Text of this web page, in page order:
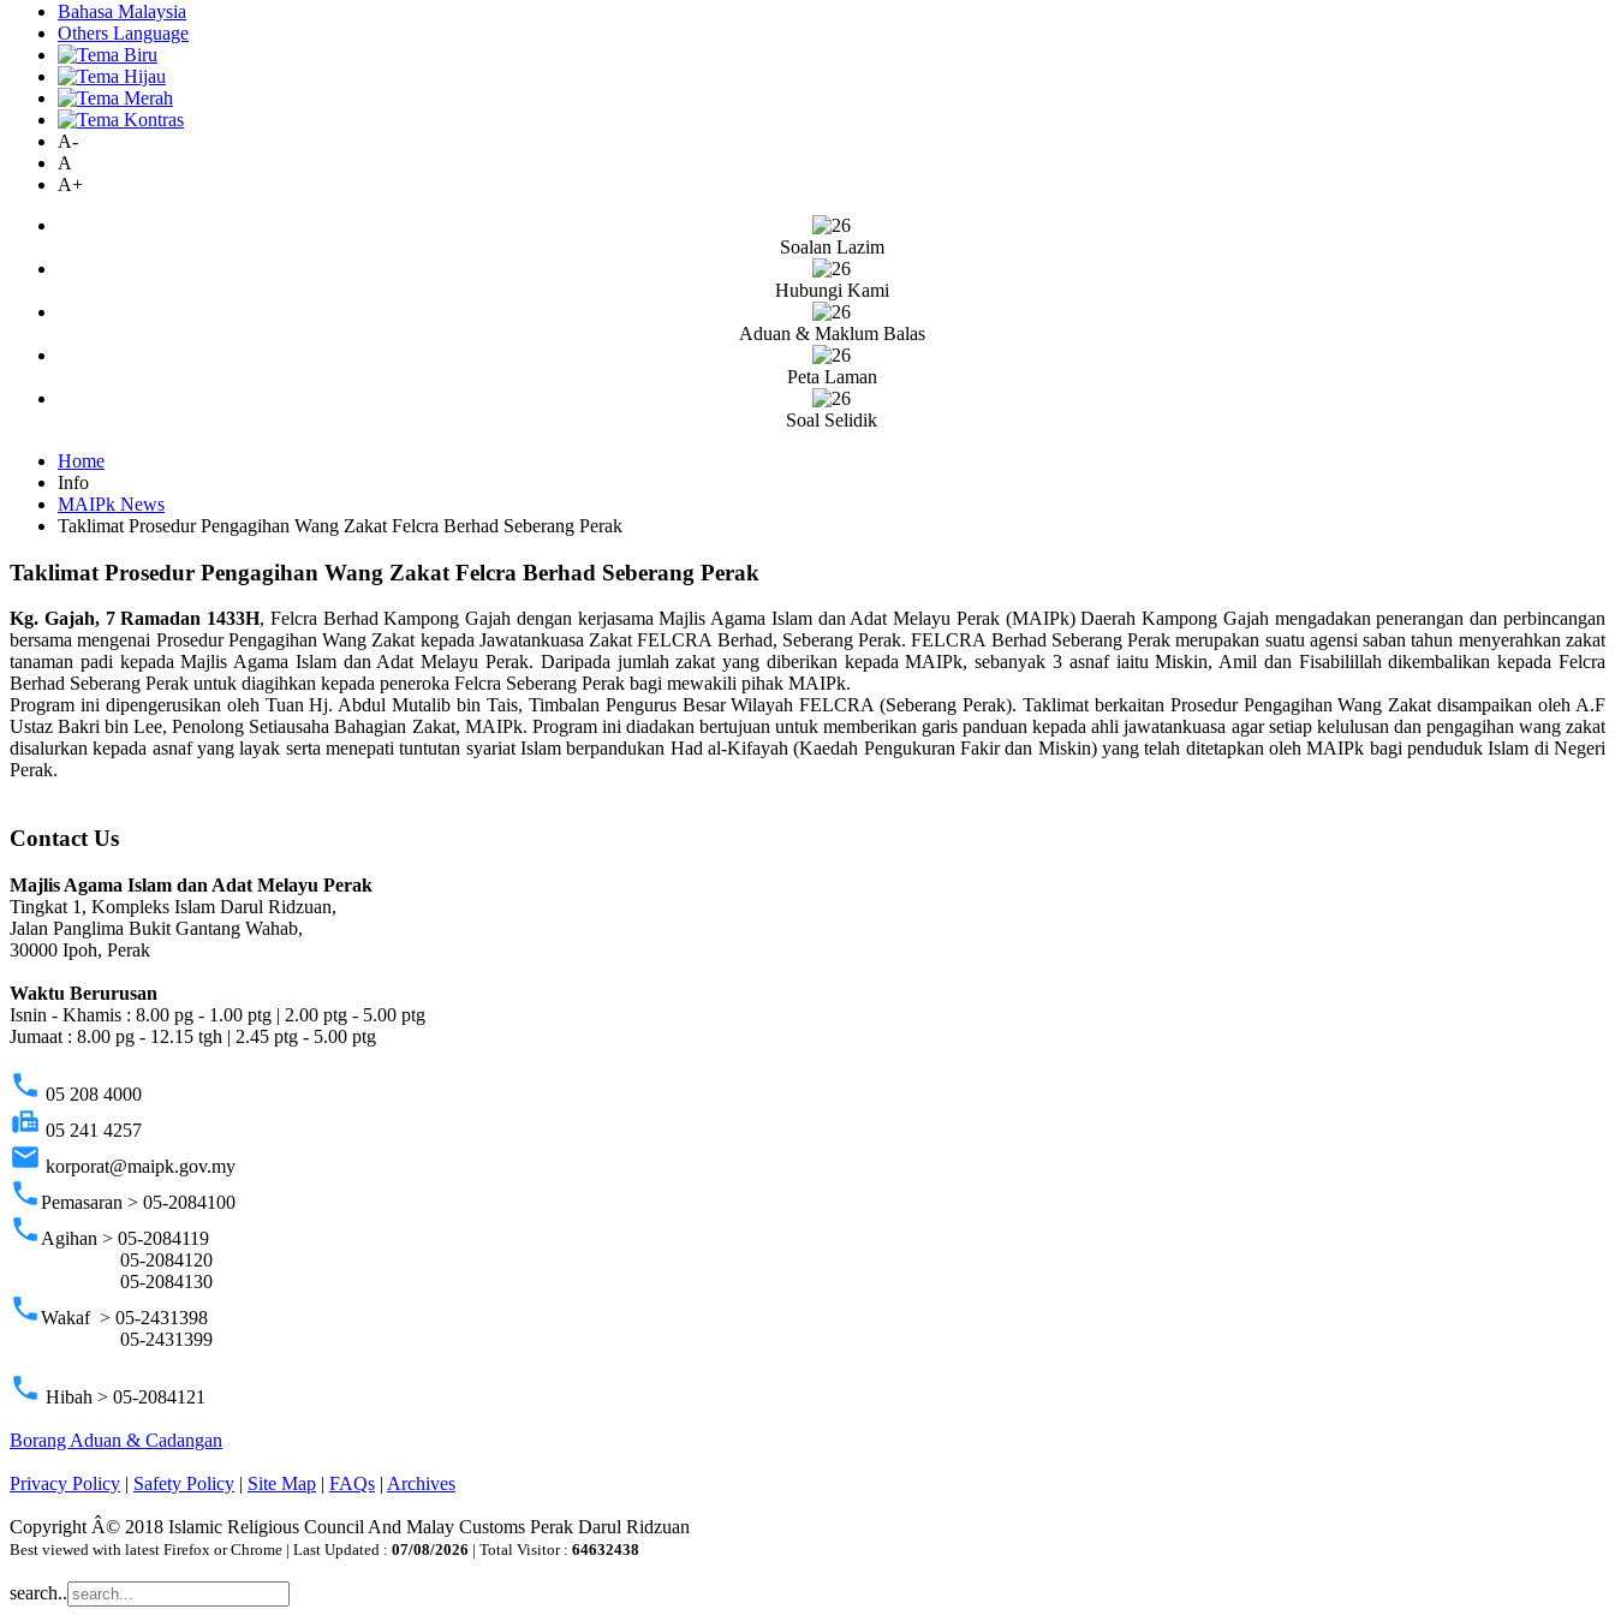
Bahasa Malaysia
Others Language
A-
A
A+
Soalan Lazim
Hubungi Kami
Aduan & Maklum Balas
Peta Laman
Soal Selidik
Home
Info
MAIPk News
Taklimat Prosedur Pengagihan Wang Zakat Felcra Berhad Seberang Perak
Taklimat Prosedur Pengagihan Wang Zakat Felcra Berhad Seberang Perak
Kg. Gajah, 7 Ramadan 1433H, Felcra Berhad Kampong Gajah dengan kerjasama Majlis Agama Islam dan Adat Melayu Perak (MAIPk) Daerah Kampong Gajah mengadakan penerangan dan perbincangan
bersama mengenai Prosedur Pengagihan Wang Zakat kepada Jawatankuasa Zakat FELCRA Berhad, Seberang Perak. FELCRA Berhad Seberang Perak merupakan suatu agensi saban tahun menyerahkan zakat
tanaman padi kepada Majlis Agama Islam dan Adat Melayu Perak. Daripada jumlah zakat yang diberikan kepada MAIPk, sebanyak 3 asnaf iaitu Miskin, Amil dan Fisabilillah dikembalikan kepada Felcra
Berhad Seberang Perak untuk diagihkan kepada peneroka Felcra Seberang Perak bagi mewakili pihak MAIPk.
Program ini dipengerusikan oleh Tuan Hj. Abdul Mutalib bin Tais, Timbalan Pengurus Besar Wilayah FELCRA (Seberang Perak). Taklimat berkaitan Prosedur Pengagihan Wang Zakat disampaikan oleh A.F
Ustaz Bakri bin Lee, Penolong Setiausaha Bahagian Zakat, MAIPk. Program ini diadakan bertujuan untuk memberikan garis panduan kepada ahli jawatankuasa agar setiap kelulusan dan pengagihan wang zakat
disalurkan kepada asnaf yang layak serta menepati tuntutan syariat Islam berpandukan Had al-Kifayah (Kaedah Pengukuran Fakir dan Miskin) yang telah ditetapkan oleh MAIPk bagi penduduk Islam di Negeri
Perak.
Contact Us
Majlis Agama Islam dan Adat Melayu Perak
Tingkat 1, Kompleks Islam Darul Ridzuan,
Jalan Panglima Bukit Gantang Wahab,
30000 Ipoh, Perak
Waktu Berurusan
Isnin - Khamis : 8.00 pg - 1.00 ptg | 2.00 ptg - 5.00 ptg
Jumaat : 8.00 pg - 12.15 tgh | 2.45 ptg - 5.00 ptg
phone 05 208 4000
fax 05 241 4257
email korporat@maipk.gov.my
phonePemasaran > 05-2084100
phone Agihan > 05-2084119
05-2084120
05-2084130
phoneWakaf > 05-2431398
05-2431399
phone Hibah > 05-2084121
Borang Aduan & Cadangan
Privacy Policy | Safety Policy | Site Map | FAQs | Archives
Copyright Â© 2018 Islamic Religious Council And Malay Customs Perak Darul Ridzuan
Best viewed with latest Firefox or Chrome | Last Updated : 07/08/2026 | Total Visitor : 64632438
search..